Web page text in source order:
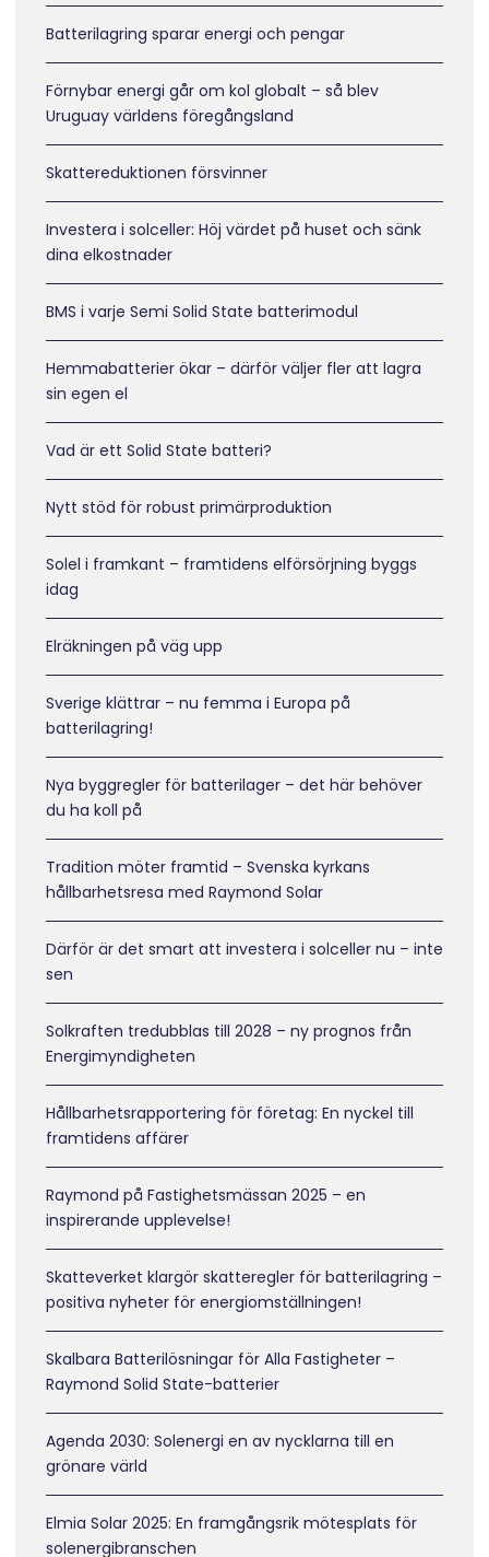
Batterilagring sparar energi och pengar
Förnybar energi går om kol globalt – så blev
Uruguay världens föregångsland
Skattereduktionen försvinner
Investera i solceller: Höj värdet på huset och sänk
dina elkostnader
BMS i varje Semi Solid State batterimodul
Hemmabatterier ökar – därför väljer fler att lagra
sin egen el
Vad är ett Solid State batteri?
Nytt stöd för robust primärproduktion
Solel i framkant – framtidens elförsörjning byggs
idag
Elräkningen på väg upp
Sverige klättrar – nu femma i Europa på
batterilagring!
Nya byggregler för batterilager – det här behöver
du ha koll på
Tradition möter framtid – Svenska kyrkans
hållbarhetsresa med Raymond Solar
Därför är det smart att investera i solceller nu – inte
sen
Solkraften tredubblas till 2028 – ny prognos från
Energimyndigheten
Hållbarhetsrapportering för företag: En nyckel till
framtidens affärer
Raymond på Fastighetsmässan 2025 – en
inspirerande upplevelse!
Skatteverket klargör skatteregler för batterilagring –
positiva nyheter för energiomställningen!
Skalbara Batterilösningar för Alla Fastigheter –
Raymond Solid State-batterier
Agenda 2030: Solenergi en av nycklarna till en
grönare värld
Elmia Solar 2025: En framgångsrik mötesplats för
solenergibranschen